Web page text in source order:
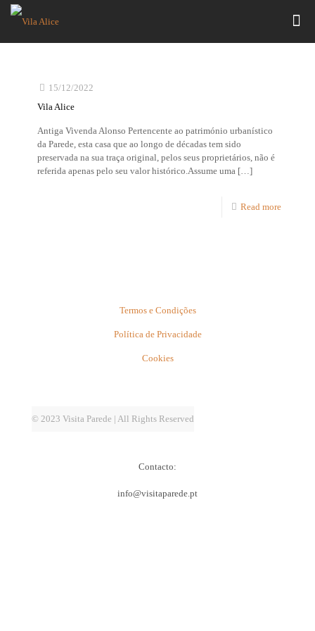
15/12/2022
Vila Alice
Antiga Vivenda Alonso Pertencente ao património urbanístico
da Parede, esta casa que ao longo de décadas tem sido
preservada na sua traça original, pelos seus proprietários, não é
referida apenas pelo seu valor histórico.Assume uma […]
Read more
Termos e Condições
Política de Privacidade
Cookies
© 2023 Visita Parede | All Rights Reserved
Contacto:
info@visitaparede.pt